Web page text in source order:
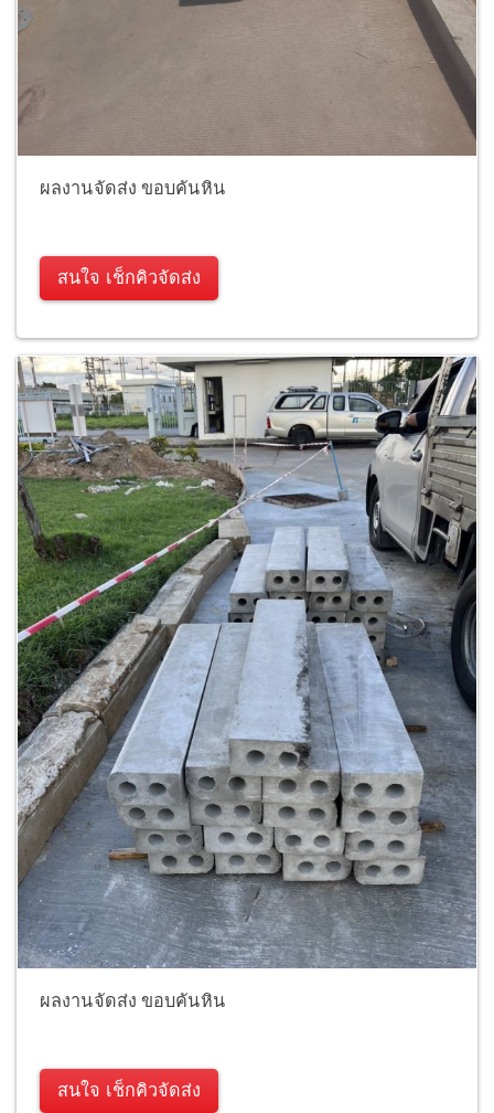
ผลงานจัดส่ง ขอบคันหิน
สนใจ เช็กคิวจัดส่ง
ผลงานจัดส่ง ขอบคันหิน
สนใจ เช็กคิวจัดส่ง